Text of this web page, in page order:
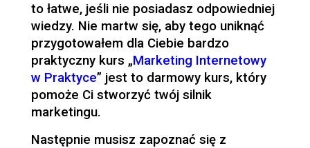
to łatwe, jeśli nie posiadasz odpowiedniej
wiedzy. Nie martw się, aby tego uniknąć
przygotowałem dla Ciebie bardzo
praktyczny kurs „Marketing Internetowy
w Praktyce” jest to darmowy kurs, który
pomoże Ci stworzyć twój silnik
marketingu.
Następnie musisz zapoznać się z